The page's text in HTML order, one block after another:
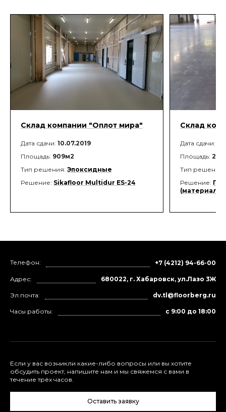
Склад компании "Оплот мира"
Дата сдачи: 10.07.2019
Площадь: 909м2
Тип решения: Эпоксидные
Решение: Sikafloor Multidur ES-24
Склад
Дата сдачи:
Площадь: 2
Тип решения:
Решение:
(материалы
Телефон: +7 (4212) 94-66-00
Адрес: 680022, г. Хабаровск, ул.Лазо 3Ж
Эл.почта: dv.tl@floorberg.ru
Часы работы: с 9:00 до 18:00
Если у вас возникли какие-либо вопросы или вы хотите
обсудить проект, напишите нам и мы свяжемся с вами в
течение трёх часов.
Оставить заявку